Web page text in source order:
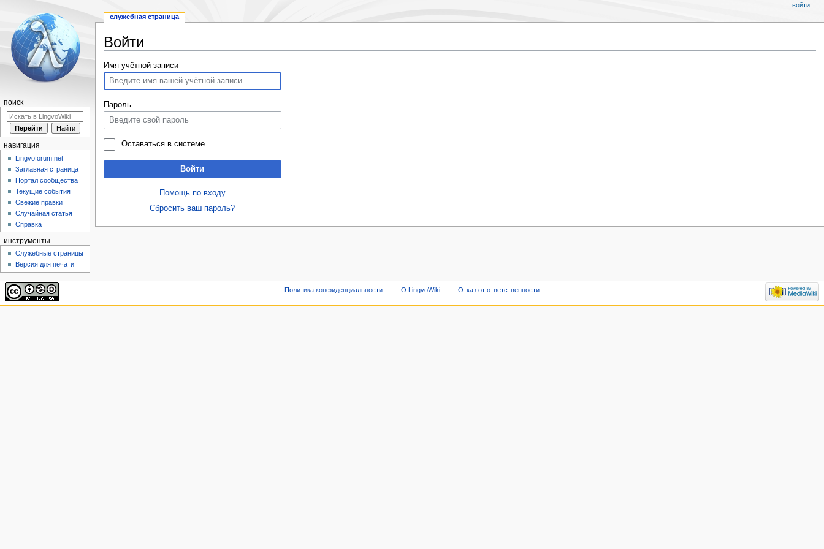
Войти
Перейти
навигации
Перейти
поиску
Имя учётной записи
Пароль
Оставаться в системе
Войти
Помощь по входу
Сбросить ваш пароль?
служебная страница
войти
поиск
навигация
Lingvoforum.net
Заглавная страница
Портал сообщества
Текущие события
Свежие правки
Случайная статья
Справка
инструменты
Служебные страницы
Версия для печати
Политика конфиденциальности О LingvoWiki Отказ от ответственности